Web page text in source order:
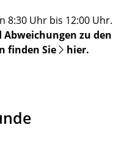
8:30 Uhr bis 12:00 Uhr.
zu den
finden Sie
hier.